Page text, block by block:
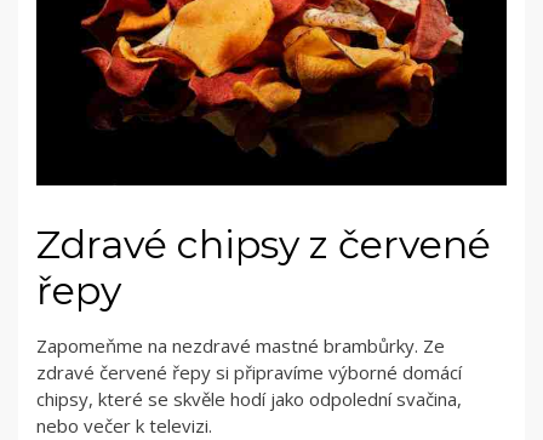
Zdravé chipsy z červené
řepy
Zapomeňme na nezdravé mastné brambůrky. Ze
zdravé červené řepy si připravíme výborné domácí
chipsy, které se skvěle hodí jako odpolední svačina,
nebo večer k televizi.